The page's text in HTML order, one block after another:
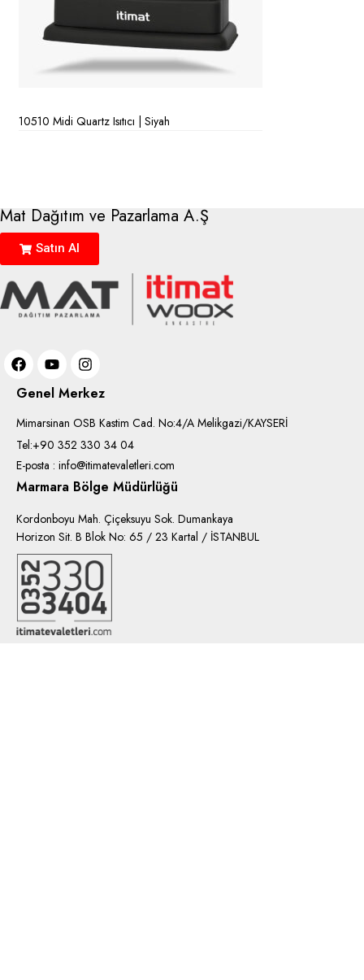
10510 Midi Quartz Isıtıcı | Siyah
Mat Dağıtım ve Pazarlama A.Ş
Satın Al
Genel Merkez
Mimarsinan OSB Kastim Cad. No:4/A Melikgazi/KAYSERİ
Tel:+90 352 330 34 04
E-posta : info@itimatevaletleri.com
Marmara Bölge Müdürlüğü
Kordonboyu Mah. Çiçeksuyu Sok. Dumankaya
Horizon Sit. B Blok No: 65 / 23 Kartal / İSTANBUL